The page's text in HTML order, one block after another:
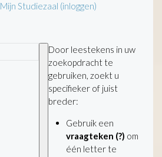
Mijn Studiezaal (inloggen)
Door leestekens in uw
zoekopdracht te
gebruiken, zoekt u
specifieker of juist
breder:
Gebruik een
vraagteken (?) om
één letter te